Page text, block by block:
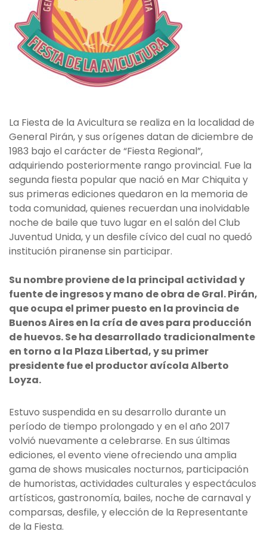
La Fiesta de la Avicultura se realiza en la localidad de
General Pirán, y sus orígenes datan de diciembre de
1983 bajo el carácter de “Fiesta Regional”,
adquiriendo posteriormente rango provincial. Fue la
segunda fiesta popular que nació en Mar Chiquita y
sus primeras ediciones quedaron en la memoria de
toda comunidad, quienes recuerdan una inolvidable
noche de baile que tuvo lugar en el salón del Club
Juventud Unida, y un desfile cívico del cual no quedó
institución piranense sin participar.
Su nombre proviene de la principal actividad y
fuente de ingresos y mano de obra de Gral. Pirán,
que ocupa el primer puesto en la provincia de
Buenos Aires en la cría de aves para producción
de huevos. Se ha desarrollado tradicionalmente
en torno a la Plaza Libertad, y su primer
presidente fue el productor avícola Alberto
Loyza.
Estuvo suspendida en su desarrollo durante un
período de tiempo prolongado y en el año 2017
volvió nuevamente a celebrarse. En sus últimas
ediciones, el evento viene ofreciendo una amplia
gama de shows musicales nocturnos, participación
de humoristas, actividades culturales y espectáculos
artísticos, gastronomía, bailes, noche de carnaval y
comparsas, desfile, y elección de la Representante
de la Fiesta.